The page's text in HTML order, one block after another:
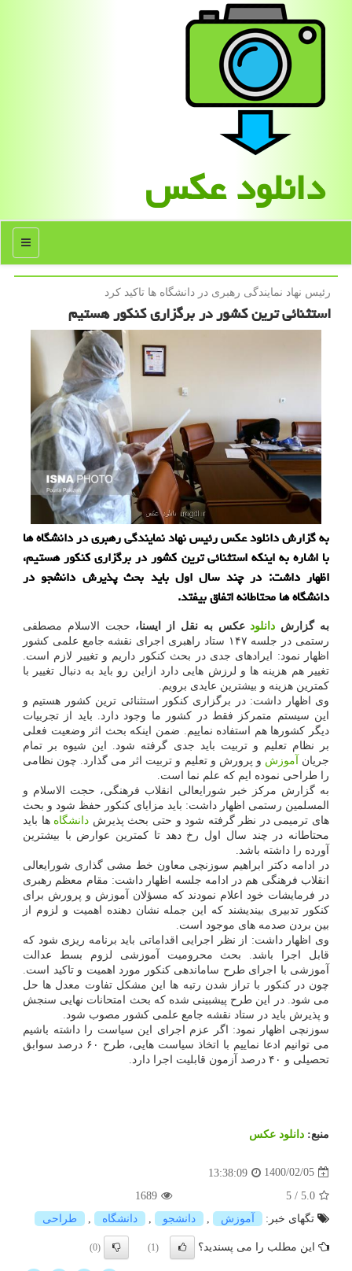
دانلود عكس
منو
رئیس نهاد نمایندگی رهبری در دانشگاه ها تاكید كرد
استثنائی ترین كشور در برگزاری كنكور هستیم
به گزارش دانلود عکس رئیس نهاد نمایندگی رهبری در دانشگاه ها
با اشاره به اینکه استثنائی ترین کشور در برگزاری کنکور هستیم،
اظهار داشت: در چند سال اول باید بحث پذیرش دانشجو در
دانشگاه ها محتاطانه اتفاق بیفتد.
به گزارش دانلودعکس به نقل از ایسنا، حجت الاسلام مصطفی
رستمی در جلسه ۱۴۷ ستاد راهبری اجرای نقشه جامع علمی کشور
اظهار نمود: ایرادهای جدی در بحث کنکور داریم و تغییر لازم است.
تغییر هم هزینه ها و لرزش هایی دارد ازاین رو باید به دنبال تغییر با
کمترین هزینه و بیشترین عایدی برویم.
وی اظهار داشت: در برگزاری کنکور استثنائی ترین کشور هستیم و
این سیستم متمرکز فقط در کشور ما وجود دارد. باید از تجربیات
دیگر کشورها هم استفاده نماییم. ضمن اینکه بحث اثر وضعیت فعلی
بر نظام تعلیم و تربیت باید جدی گرفته شود. این شیوه بر تمام
جریان آموزش و پرورش و تعلیم و تربیت اثر می گذارد. چون نظامی
را طراحی نموده ایم که علم نما است.
به گزارش مرکز خبر شورایعالی انقلاب فرهنگی، حجت الاسلام و
المسلمین رستمی اظهار داشت: باید مزایای کنکور حفظ شود و بحث
های ترمیمی در نظر گرفته شود و حتی بحث پذیرش دانشگاه ها باید
محتاطانه در چند سال اول رخ دهد تا کمترین عوارض با بیشترین
آورده را داشته باشد.
در ادامه دکتر ابراهیم سوزنچی معاون خط مشی گذاری شورایعالی
انقلاب فرهنگی هم در ادامه جلسه اظهار داشت: مقام معظم رهبری
در فرمایشات خود اعلام نمودند که مسؤلان آموزش و پرورش برای
کنکور تدبیری بیندیشند که این جمله نشان دهنده اهمیت و لزوم از
بین بردن صدمه های موجود است.
وی اظهار داشت: از نظر اجرایی اقداماتی باید برنامه ریزی شود که
قابل اجرا باشد. بحث محرومیت آموزشی لزوم بسط عدالت
آموزشی با اجرای طرح ساماندهی کنکور مورد اهمیت و تاکید است.
چون در کنکور با تراز شدن رتبه ها این مشکل تفاوت معدل ها حل
می شود. در این طرح پیشبینی شده که بحث امتحانات نهایی سنجش
و پذیرش باید در ستاد نقشه جامع علمی کشور مصوب شود.
سوزنچی اظهار نمود: اگر عزم اجرای این سیاست را داشته باشیم
می توانیم ادعا نماییم با اتخاذ سیاست هایی، طرح ۶۰ درصد سوابق
تحصیلی و ۴۰ درصد آزمون قابلیت اجرا دارد.
منبع: دانلود عكس
1400/02/05
13:38:09
5.0
/
5
1689
تگهای خبر:
آموزش دانشجو دانشگاه طراحی
این مطلب را می پسندید؟ (1)
(0)